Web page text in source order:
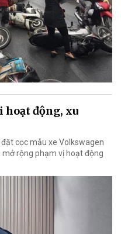
hoạt động, xu
cọc mẫu xe Volkswagen
mở rộng phạm vị hoạt động